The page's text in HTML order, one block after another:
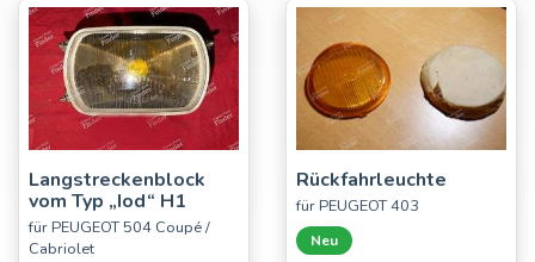
Langstreckenblock
vom Typ „Iod“ H1
für PEUGEOT 504 Coupé /
Cabriolet
Rückfahrleuchte
für PEUGEOT 403
Neu